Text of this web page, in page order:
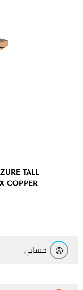
TALL
COPPER
حسابي